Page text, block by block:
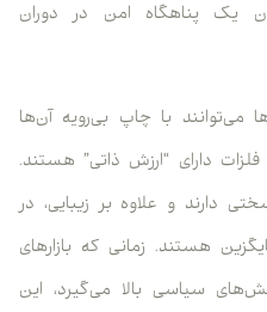
یک پناهگاه امن در دوران
می‌توانند با چاپ بی‌رویه آن‌ها
دارای “ارزش ذاتی” هستند.
دارند و علاوه بر زیبایی، در
هستند. زمانی که بازارهای
سیاسی بالا می‌گیرد، این